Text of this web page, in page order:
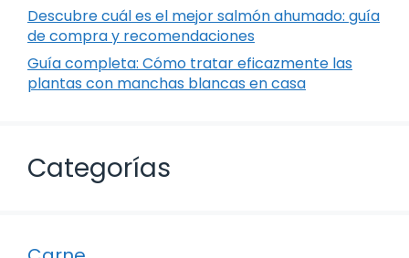
Descubre cuál es el mejor salmón ahumado: guía
de compra y recomendaciones
Guía completa: Cómo tratar eficazmente las
plantas con manchas blancas en casa
Categorías